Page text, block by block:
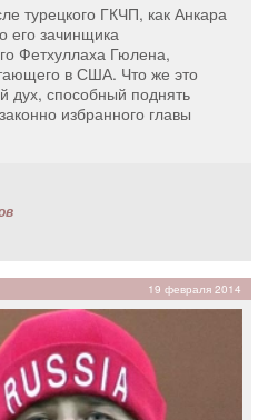
турецкого ГКЧП, как Анкара
его зачинщика
Фетхуллаха Гюлена,
в США. Что же это
дух, способный поднять
избранного главы
19 февраля 2014